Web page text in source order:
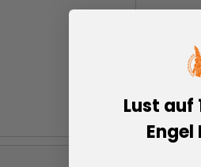
Lust auf